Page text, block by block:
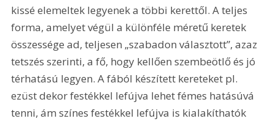
kissé elemeltek legyenek a többi kerettől. A teljes
forma, amelyet végül a különféle méretű keretek
összessége ad, teljesen „szabadon választott”, azaz
tetszés szerinti, a fő, hogy kellően szembeötlő és jó
térhatású legyen. A fából készített kereteket pl.
ezüst dekor festékkel lefújva lehet fémes hatásúvá
tenni, ám színes festékkel lefújva is kialakíthatók